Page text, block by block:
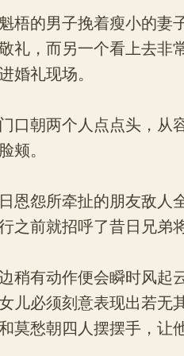
男子挽着瘦小的妻子
礼，而另一个看上去非
婚礼现场。
两个人点点头，从容
颊。
所牵扯的朋友敌人全
之前就招呼了昔日兄弟
动作便会瞬时风起云
儿必须刻意表现出若无
莫愁朝四人摆摆手，让